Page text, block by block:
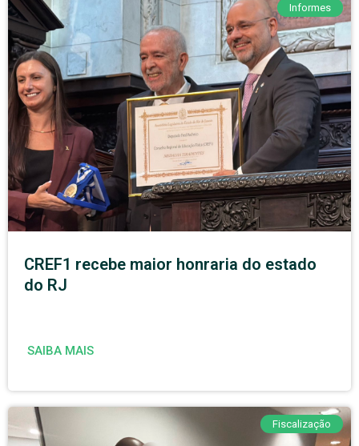
Informes
CREF1 recebe maior honraria do estado
do RJ
SAIBA MAIS
Fiscalização